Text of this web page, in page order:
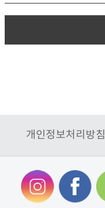
개인정보처리방침